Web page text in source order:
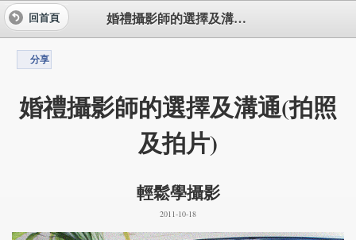
婚禮攝影師的選擇及溝通(拍照及拍片)
回首頁
分享
婚禮攝影師的選擇及溝通(拍照
及拍片)
輕鬆學攝影
2011-10-18